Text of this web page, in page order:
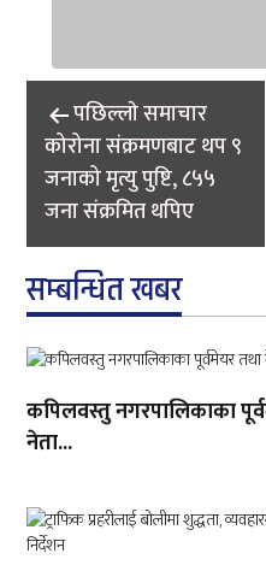
Post
navigation
पछिल्लाे समाचार
कोरोना संक्रमणबाट थप ९
जनाको मृत्यु पुष्टि, ८५५
जना संक्रमित थपिए
सम्बन्धित खबर
कपिलवस्तु नगरपालिकाका
नेता...